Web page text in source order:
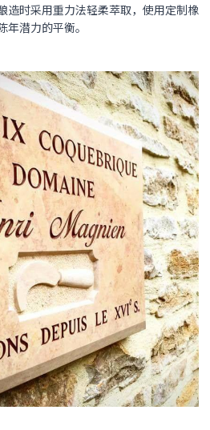
造时采用重力法轻柔萃取，使用定制橡
潜力的平衡。